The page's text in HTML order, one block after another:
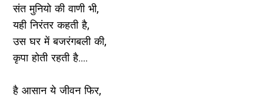
संत मुनियो की वाणी भी,
यही निरंतर कहती है,
उस घर में बजरंगबली की,
कृपा होती रहती है....
है आसान ये जीवन फिर,